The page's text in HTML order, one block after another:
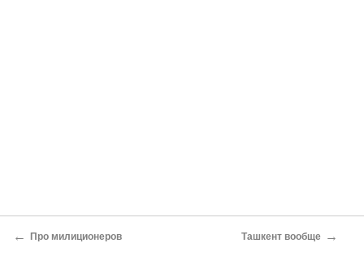
← Про милиционеров Ташкент вообще →